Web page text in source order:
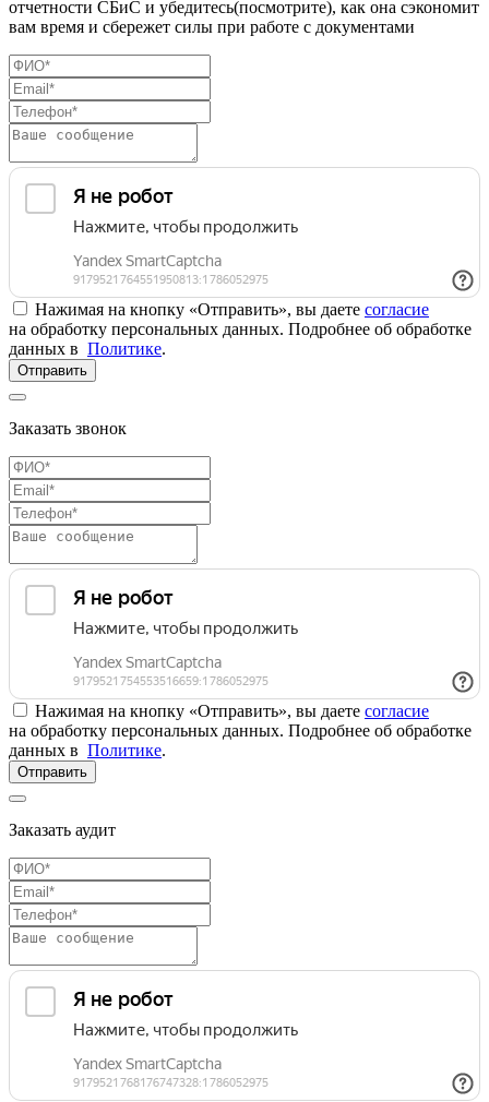
отчетности СБиС и убедитесь(посмотрите), как она сэкономит
вам время и сбережет силы при работе с документами
Нажимая на кнопку «Отправить», вы даете согласие
на обработку персональных данных. Подробнее об обработке
данных в Политике.
Отправить
Заказать звонок
Нажимая на кнопку «Отправить», вы даете согласие
на обработку персональных данных. Подробнее об обработке
данных в Политике.
Отправить
Заказать аудит